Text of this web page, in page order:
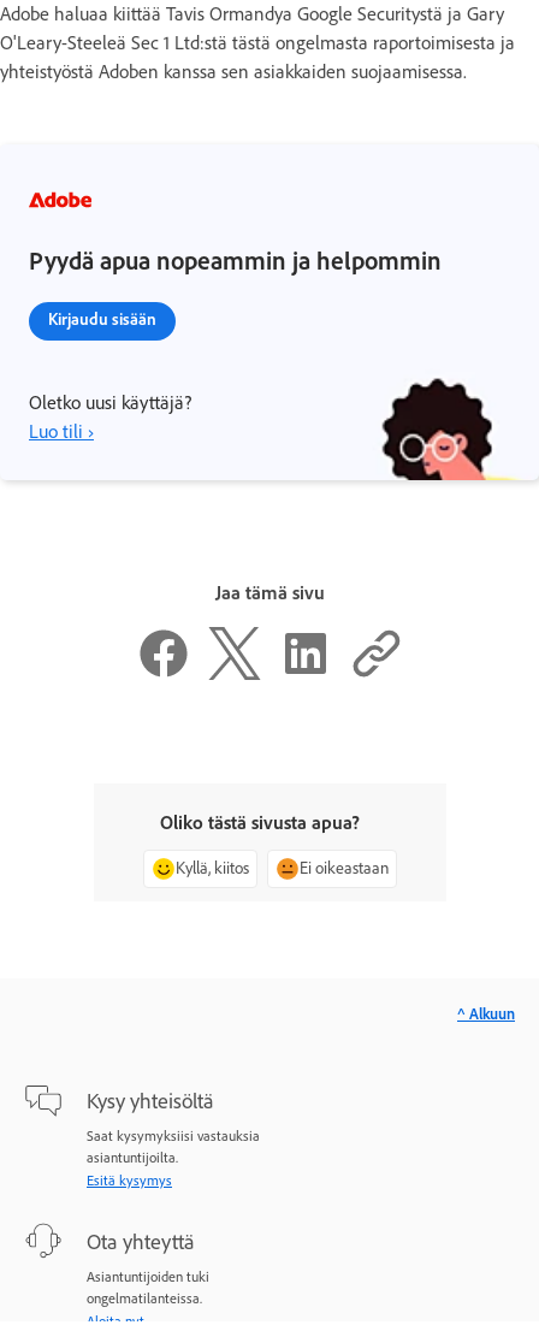
Adobe haluaa kiittää Tavis Ormandya Google Securitystä ja Gary
O'Leary-Steeleä Sec 1 Ltd:stä tästä ongelmasta raportoimisesta ja
yhteistyöstä Adoben kanssa sen asiakkaiden suojaamisessa.
Pyydä apua nopeammin ja helpommin
Kirjaudu sisään
Oletko uusi käyttäjä?
Luo tili ›
Jaa tämä sivu
Oliko tästä sivusta apua?
Kyllä, kiitos Ei oikeastaan
Kysy yhteisöltä
Saat kysymyksiisi vastauksia
asiantuntijoilta.
Esitä kysymys
Ota yhteyttä
Asiantuntijoiden tuki
ongelmatilanteissa.
^ Alkuun